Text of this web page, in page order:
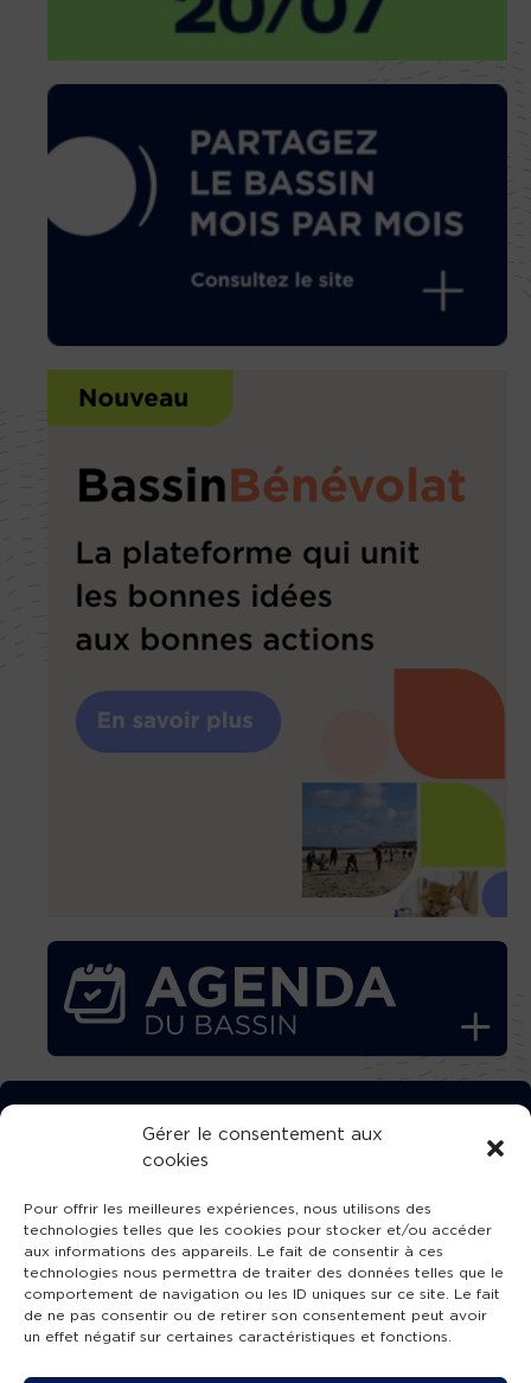
Gérer le consentement aux
cookies
Pour offrir les meilleures expériences, nous utilisons des
technologies telles que les cookies pour stocker et/ou accéder
aux informations des appareils. Le fait de consentir à ces
technologies nous permettra de traiter des données telles que le
comportement de navigation ou les ID uniques sur ce site. Le fait
de ne pas consentir ou de retirer son consentement peut avoir
un effet négatif sur certaines caractéristiques et fonctions.
TÉLÉCHARGEZ GRATUITEMENT
L’APPLICATION TVBA !
SUIVEZ-NOUS !